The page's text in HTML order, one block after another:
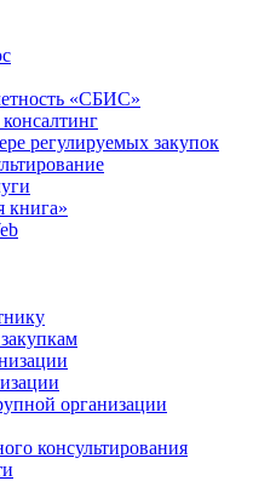
«СБИС»
регулируемых закупок
книга»
организации
консультирования